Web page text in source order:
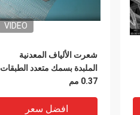
VIDEO
شعرت الألياف المعدنية
الملبدة بسمك متعدد الطبقات
0.37 مم
افضل سعر